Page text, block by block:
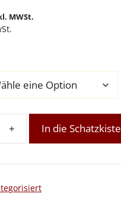
MWSt.
Online-
Intuitives
25/1:
+ In die Schatzkiste